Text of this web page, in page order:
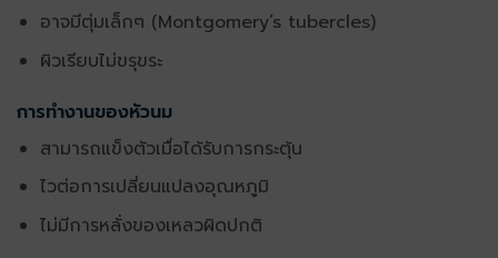
อาจมีตุ่มเล็กๆ (Montgomery’s tubercles)
ผิวเรียบไม่ขรุขระ
การทำงานของหัวนม
สามารถแข็งตัวเมื่อได้รับการกระตุ้น
ไวต่อการเปลี่ยนแปลงอุณหภูมิ
ไม่มีการหลั่งของเหลวผิดปกติ